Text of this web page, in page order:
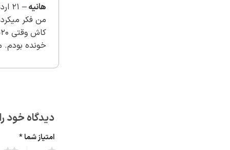
نمره 5از
هانیه– 21 اردیبهشت 1402
من فکر
خونده بودم.
دیدگاه خود
امتیاز شما*